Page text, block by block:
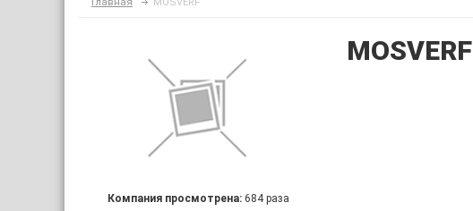
Компания просмотрена:684 раза
MOSVERF